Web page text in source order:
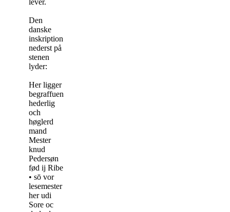
Den
danske
inskription
nederst på
stenen
lyder:
Her ligger
begraffuen
hederlig
och
høglerd
mand
Mester
knud
Pedersøn
fød ij Ribe
• sō vor
lesemester
her udi
Sore oc